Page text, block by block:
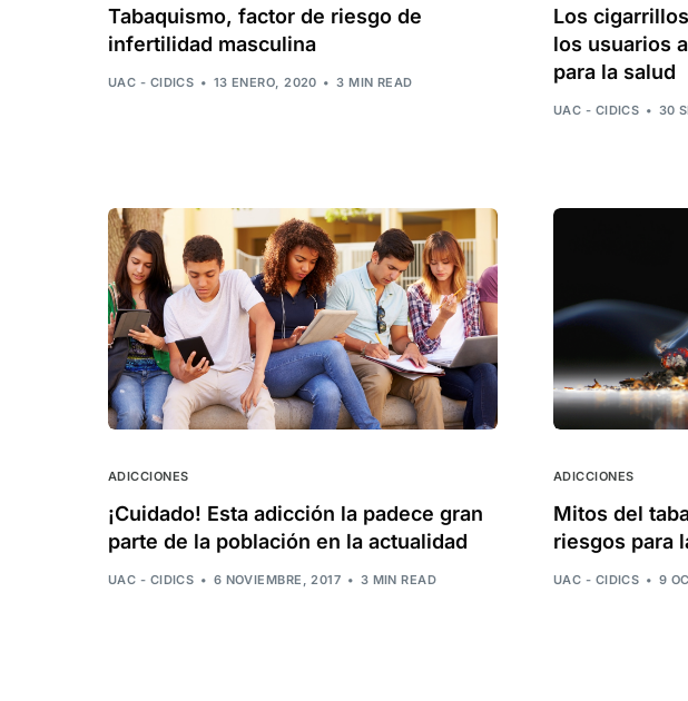
Tabaquismo, factor de riesgo de
infertilidad masculina
UAC - CIDICS 13 ENERO, 2020 3 MIN READ
Los
los usuarios
para la salud
UAC - CIDICS 30
ADICCIONES
¡Cuidado! Esta adicción la padece gran
parte de la población en la actualidad
UAC - CIDICS 6 NOVIEMBRE, 2017 3 MIN READ
ADICCIONES
Mitos del
riesgos para
UAC - CIDICS 9